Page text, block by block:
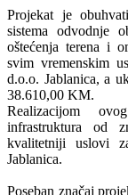
Projekat je
sistema odvodnje
oštećenja terena i
svim vremenskim
d.o.o. Jablanica, a
38.610,00 KM.
Realizacijom
infrastruktura od
kvalitetniji uslovi
Jablanica.
Poseban značaj